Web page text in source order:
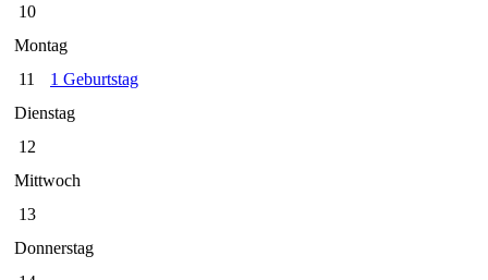
10
Montag
11
1 Geburtstag
Dienstag
12
Mittwoch
13
Donnerstag